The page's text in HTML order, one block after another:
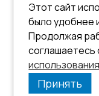
Этот сайт
было удобнее
Продолжая
соглашаетесь
Принять